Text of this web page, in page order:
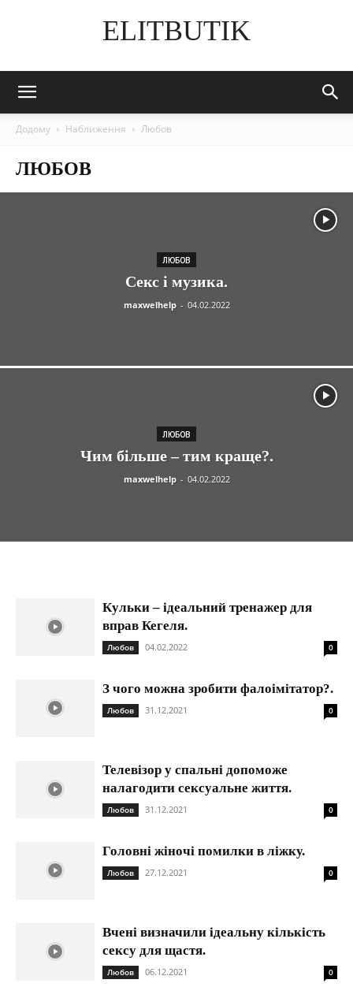
ELITBUTIK
Додому Наближення Любов
ЛЮБОВ
ЛЮБОВ
Секс і музика.
maxwelhelp - 04.02.2022
ЛЮБОВ
Чим більше – тим краще?.
maxwelhelp - 04.02.2022
Кульки – ідеальний тренажер для
вправ Кегеля.
Любов 04.02.2022 0
З чого можна зробити фалоімітатор?.
Любов 31.12.2021 0
Телевізор у спальні допоможе
налагодити сексуальне життя.
Любов 31.12.2021 0
Головні жіночі помилки в ліжку.
Любов 27.12.2021 0
Вчені визначили ідеальну кількість
сексу для щастя.
Любов 06.12.2021 0